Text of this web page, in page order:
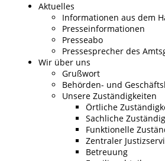
Aktuelles
Informationen aus dem
Presseinformationen
Presseabo
Pressesprecher des
Wir über uns
Grußwort
Behörden- und
Unsere Zuständigkeiten
Örtliche
Sachliche
Funktionelle
Zentraler
Betreuung